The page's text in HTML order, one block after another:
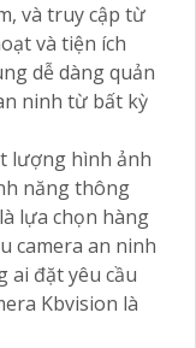
và truy cập từ
và tiện ích
dễ dàng quản
ninh từ bất kỳ
lượng hình ảnh
năng thông
lựa chọn hàng
camera an ninh
đặt yêu cầu
Kbvision là